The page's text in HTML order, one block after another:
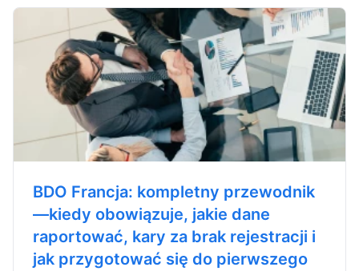
BDO Francja: kompletny przewodnik
—kiedy obowiązuje, jakie dane
raportować, kary za brak rejestracji i
jak przygotować się do pierwszego